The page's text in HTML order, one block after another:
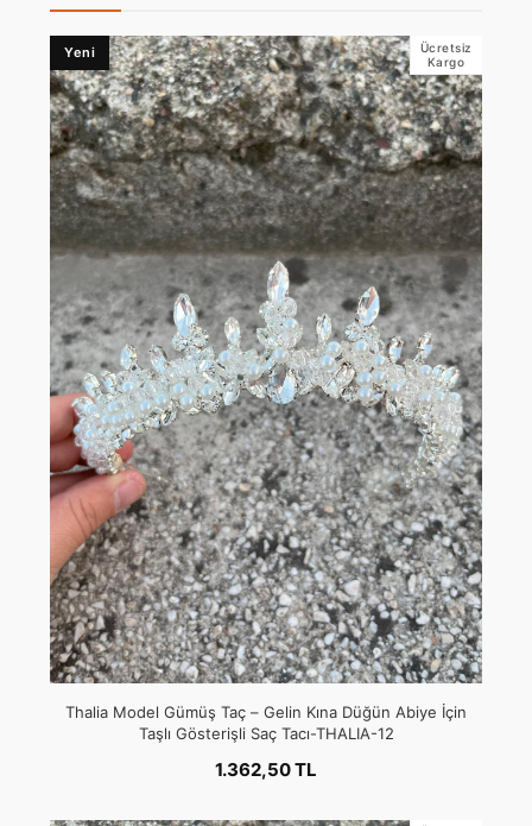
Yeni
Ücretsiz
Kargo
Thalia Model Gümüş Taç – Gelin Kına Düğün Abiye İçin
Taşlı Gösterişli Saç Tacı-THALIA-12
1.362,50 TL